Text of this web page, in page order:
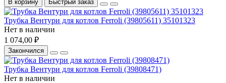
В корзину Быстрый заказ
Трубка Вентури для котлов Ferroli (39805611) 35101323
Нет в наличии
1 074,00 ₽
Закончился
Трубка Вентури для котлов Ferroli (39808471)
Нет в наличии